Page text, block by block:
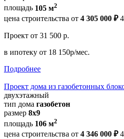
площадь 105 м2
цена строительства от 4 305 000 ₽
Проект от 31 500 р.
в ипотеку от 18 150р/мес.
Подробнее
Проект дома из газобетонных
двухэтажный
тип дома газобетон
размер 8х9
площадь 106 м2
цена строительства от 4 346 000 ₽